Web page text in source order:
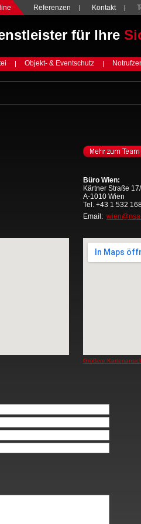
Referenzen Kontakt
für Ihre
Objekt- & Eventschutz
Büro Wien:
Kärtner Straße
A-1010 Wien
Tel. +43 1 532
Email:
Größere